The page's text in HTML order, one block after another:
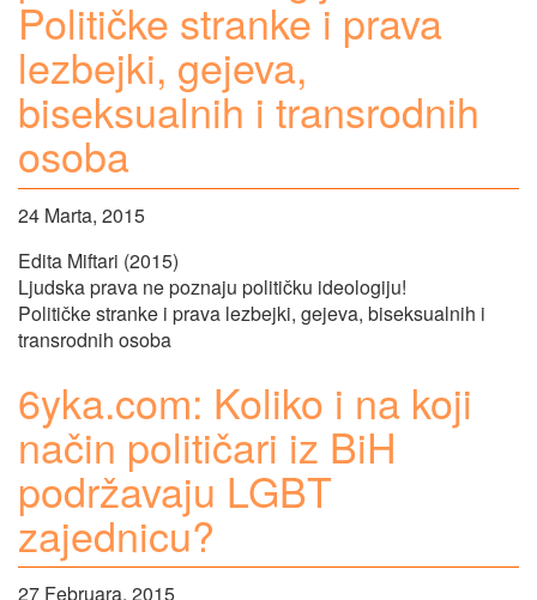
Političke stranke i prava
lezbejki, gejeva,
biseksualnih i transrodnih
osoba
24 Marta, 2015
Edita Miftari (2015)
Ljudska prava ne poznaju političku ideologiju!
Političke stranke i prava lezbejki, gejeva, biseksualnih i
transrodnih osoba
6yka.com: Koliko i na koji
način političari iz BiH
podržavaju LGBT
zajednicu?
27 Februara, 2015